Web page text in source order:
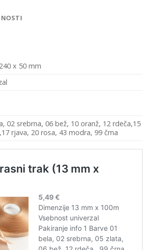
x 50 mm
02 srebrna, 06 bež, 10 oranž, 12 rdeča,15
rjava, 20 rosa, 43 modra, 99 črna